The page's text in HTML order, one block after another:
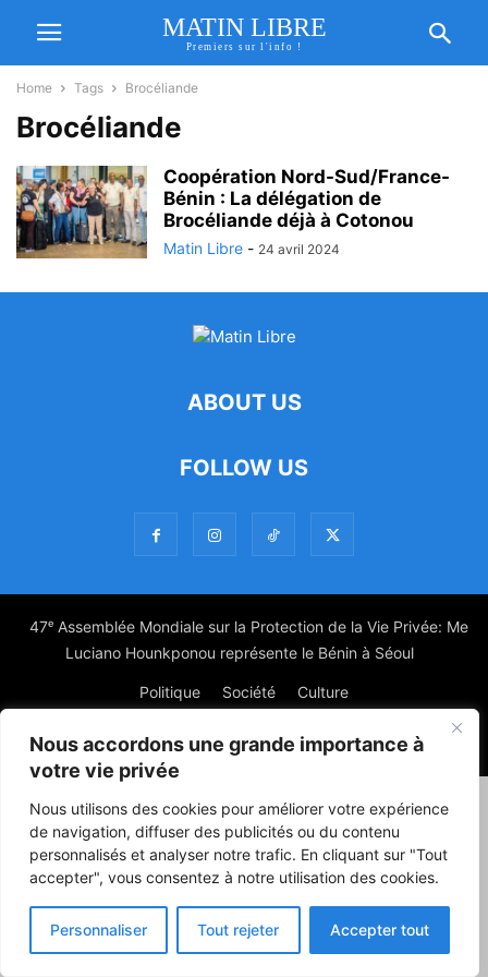
Nous accordons une grande importance à
votre vie privée
Nous utilisons des cookies pour améliorer votre expérience
de navigation, diffuser des publicités ou du contenu
personnalisés et analyser notre trafic. En cliquant sur "Tout
accepter", vous consentez à notre utilisation des cookies.
Personnaliser Tout rejeter Accepter tout
MATIN LIBRE
Premiers sur l'info !
Home Tags Brocéliande
Brocéliande
Coopération Nord-Sud/France-
Bénin : La délégation de
Brocéliande déjà à Cotonou
Matin Libre - 24 avril 2024
ABOUT US
FOLLOW US
47ᵉ Assemblée Mondiale sur la Protection de la Vie Privée: Me
Luciano Hounkponou représente le Bénin à Séoul
Politique Société Culture
© Powered by digitXplus Francophone